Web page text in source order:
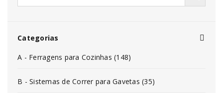
Categorias
A - Ferragens para Cozinhas (148)
B - Sistemas de Correr para Gavetas (35)